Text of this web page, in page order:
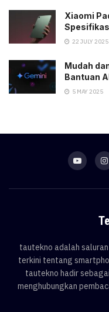
Xiaomi
22 JULY 2025
Mudah
Bantuan
5 MAY 2025
tautekno adalah
terkini tentang
tautekno hadir
menghubungkan